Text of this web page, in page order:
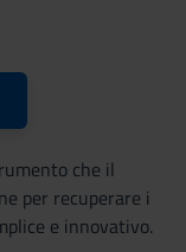
che il
per recuperare i
e innovativo.